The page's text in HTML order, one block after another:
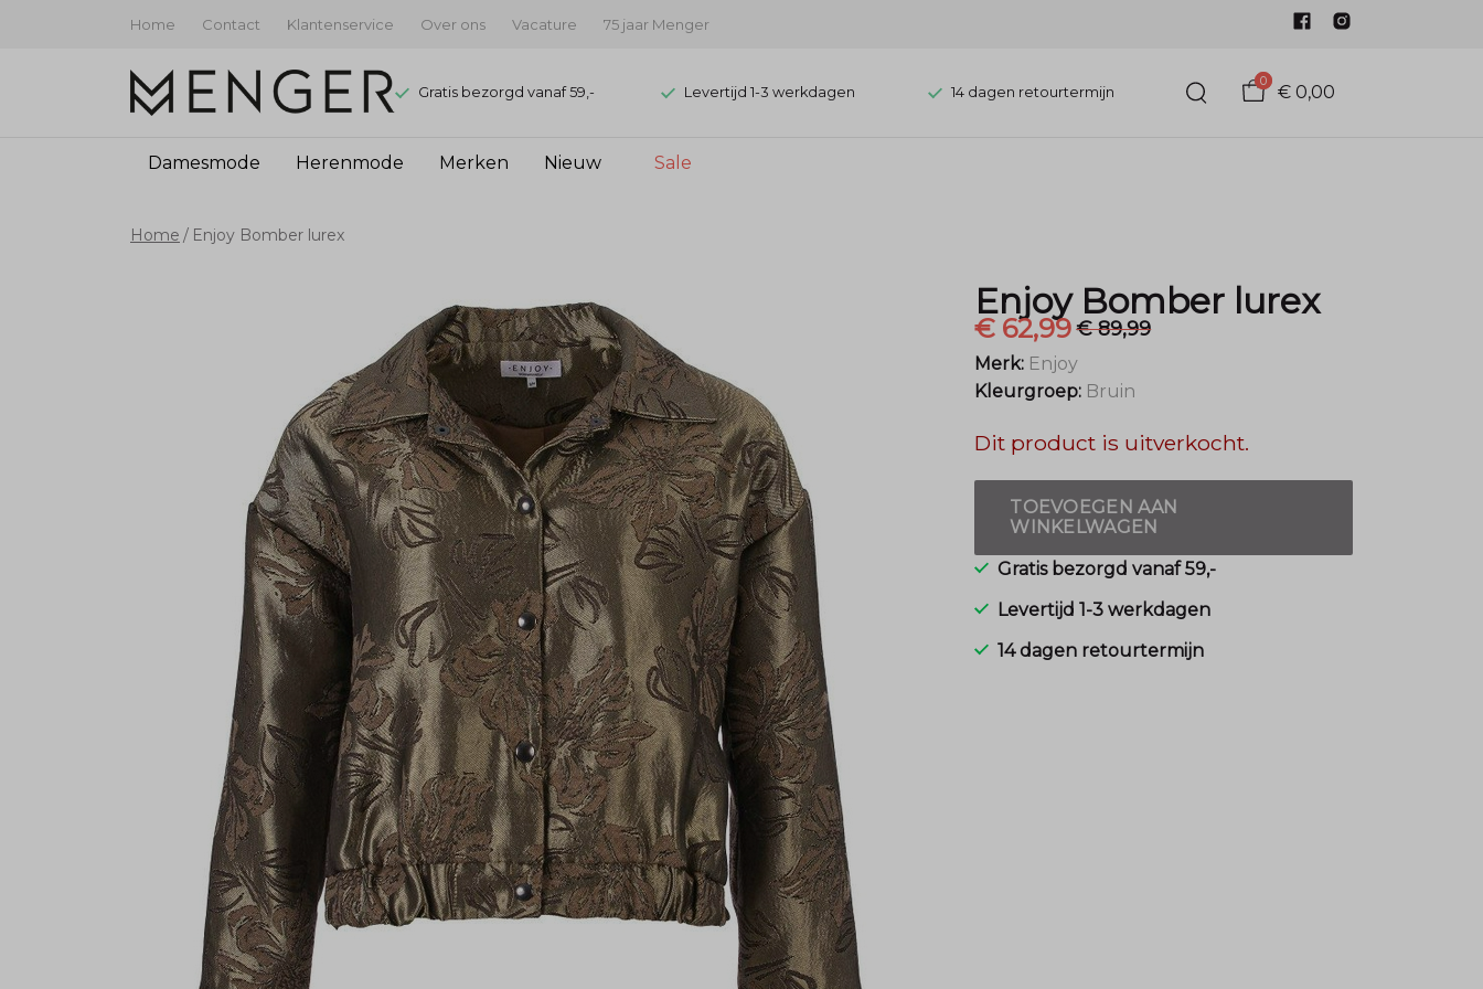
Home Contact Klantenservice Over ons Vacature 75 jaar Menger
Gratis bezorgd vanaf 59,- Levertijd 1-3 werkdagen 14 dagen retourtermijn
0
€ 0,00
Damesmode Herenmode Merken Nieuw Sale
Enjoy
Bomber
Home Enjoy Bomber lurex
Enjoy Bomber lurex
€ 62,99€ 89,99
Merk: Enjoy
Kleurgroep: Bruin
Dit product is uitverkocht.
TOEVOEGEN AAN
WINKELWAGEN
Gratis bezorgd vanaf 59,-
Levertijd 1-3 werkdagen
14 dagen retourtermijn